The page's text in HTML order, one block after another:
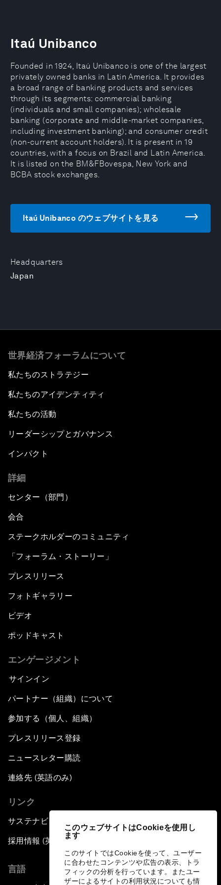
このウェブサイトはCookieを使用し
ます
このサイトではCookieを使って、ユーザー
に合わせたコンテンツや広告の表示、トラ
フィックの分析を行っています。またユー
ザーによるサイトの利用状況についても情
Headquarters
Japan
Itaú Unibanco
Founded in 1924, Itaú Unibanco is one of the largest
privately owned banks in Latin America. It provides
a broad range of banking products and services
through its segments: commercial banking
(individuals and small companies); wholesale
banking (corporate and middle-market companies,
including investment banking); and consumer credit
(non-current account holders). It is present in 19
countries, with a focus on Brazil and Latin America.
It is listed on the BM&FBovespa, New York and
BCBA stock exchanges.
Itaú Unibanco のウェブサイトを見る
世界経済フォーラムについて
私たちのストラテジー
私たちのアイデンティティ
私たちの活動
リーダーシップとガバナンス
インパクト
詳細
センター（部門）
会合
ステークホルダーのコミュニティ
「フォーラム・ストーリー」
プレスリリース
フォトギャラリー
ビデオ
ポッドキャスト
エンゲージメント
サインイン
パートナー（組織）について
参加する（個人、組織）
プレスリリース登録
ニュースレター購読
連絡先 (英語のみ)
リンク
サステナビリティへの取り組み
採用情報 (英語のみ)
言語